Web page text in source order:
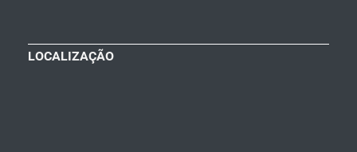
LOCALIZAÇÃO